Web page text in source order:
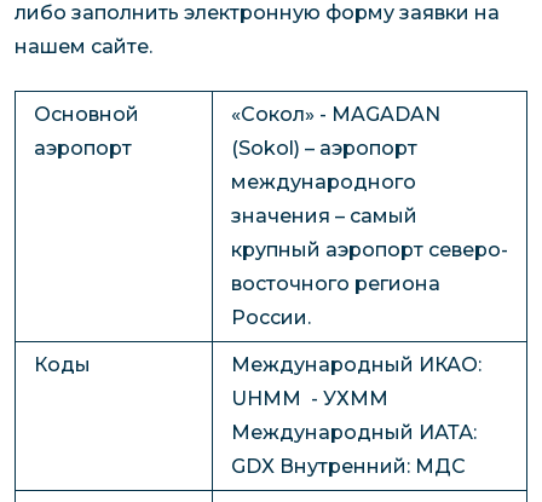
либо заполнить электронную форму заявки на
нашем сайте.
Основной
аэропорт
«Сокол» - MAGADAN
(Sokol) – аэропорт
международного
значения – самый
крупный аэропорт северо-
восточного региона
России.
Коды
Международный ИКАО:
UHMM - УХММ
Международный ИАТА:
GDX Внутренний: МДС